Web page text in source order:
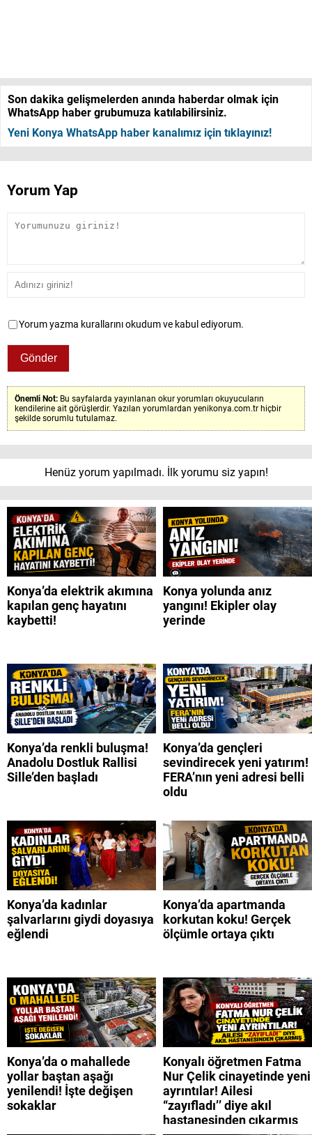
Son dakika gelişmelerden anında haberdar olmak için
WhatsApp haber grubumuza katılabilirsiniz.
Yeni Konya WhatsApp haber kanalımız için tıklayınız!
Yorum Yap
Yorum yazma kurallarını okudum ve kabul ediyorum.
Önemli Not: Bu sayfalarda yayınlanan okur yorumları okuyucuların
kendilerine ait görüşlerdir. Yazılan yorumlardan yenikonya.com.tr hiçbir
şekilde sorumlu tutulamaz.
Henüz yorum yapılmadı. İlk yorumu siz yapın!
Konya’da elektrik akımına
kapılan genç hayatını
kaybetti!
Konya yolunda anız
yangını! Ekipler olay
yerinde
Konya’da renkli buluşma!
Anadolu Dostluk Rallisi
Sille’den başladı
Konya’da gençleri
sevindirecek yeni yatırım!
FERA’nın yeni adresi belli
oldu
Konya’da kadınlar
şalvarlarını giydi doyasıya
eğlendi
Konya’da apartmanda
korkutan koku! Gerçek
ölçümle ortaya çıktı
Konya’da o mahallede
yollar baştan aşağı
yenilendi! İşte değişen
sokaklar
Konyalı öğretmen Fatma
Nur Çelik cinayetinde yeni
ayrıntılar! Ailesi
“zayıfladı’’ diye akıl
hastanesinden çıkarmış